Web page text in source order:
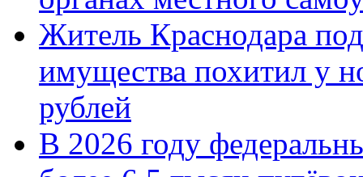
Житель Краснодара
имущества похитил у
рублей
В 2026 году